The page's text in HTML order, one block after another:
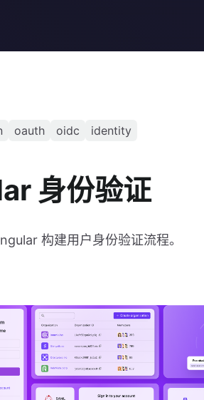
oauth oidc identity
身份验证
构建用户身份验证流程。